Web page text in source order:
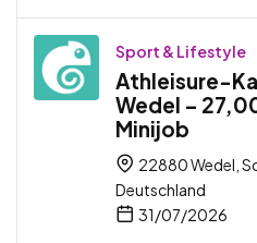
Sport & Lifestyle
Athleisure-
Wedel –
Minijob
22880 Wedel,
Deutschland
31/07/2026